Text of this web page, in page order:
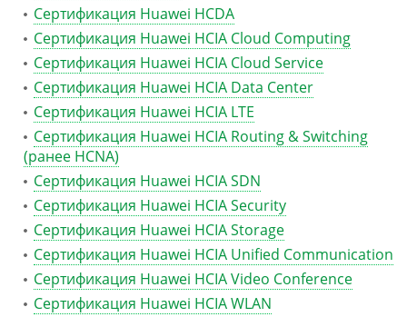
Сертификация Huawei HCDA
Сертификация Huawei HCIA Cloud Computing
Сертификация Huawei HCIA Cloud Service
Сертификация Huawei HCIA Data Center
Сертификация Huawei HCIA LTE
Сертификация Huawei HCIA Routing & Switching
(ранее HCNA)
Сертификация Huawei HCIA SDN
Сертификация Huawei HCIA Security
Сертификация Huawei HCIA Storage
Сертификация Huawei HCIA Unified Communication
Сертификация Huawei HCIA Video Conference
Сертификация Huawei HCIA WLAN